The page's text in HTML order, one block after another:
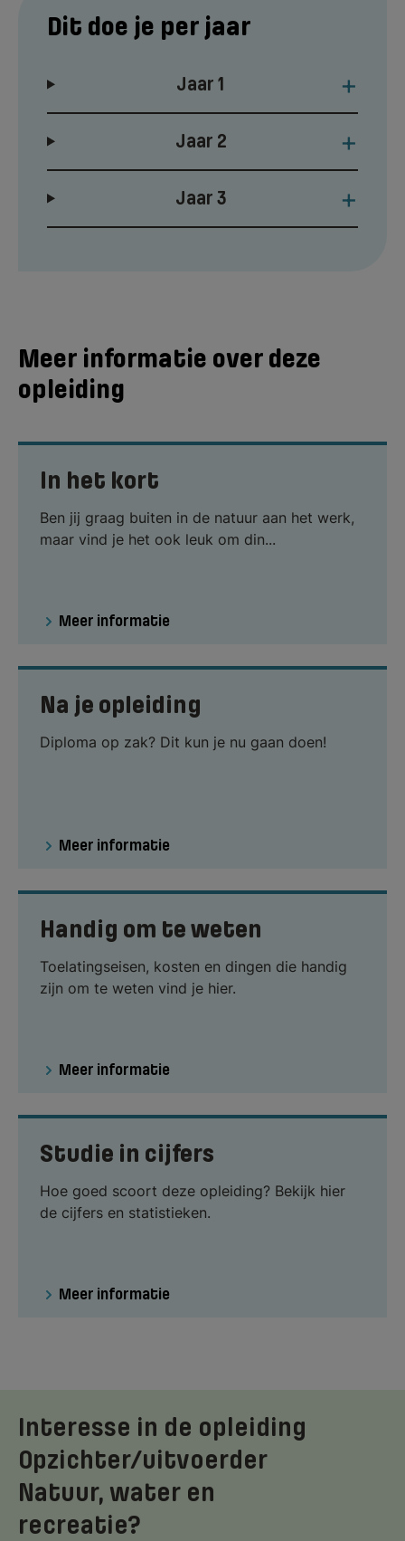
Dit doe je per jaar
Jaar 1 +
Jaar 2 +
Jaar 3 +
Meer informatie over deze
opleiding
In het kort
Ben jij graag buiten in de natuur aan het werk,
maar vind je het ook leuk om din...
Meer informatie
Na je opleiding
Diploma op zak? Dit kun je nu gaan doen!
Meer informatie
Handig om te weten
Toelatingseisen, kosten en dingen die handig
zijn om te weten vind je hier.
Meer informatie
Studie in cijfers
Hoe goed scoort deze opleiding? Bekijk hier
de cijfers en statistieken.
Meer informatie
Interesse in de opleiding
Opzichter/uitvoerder
Natuur, water en
recreatie?